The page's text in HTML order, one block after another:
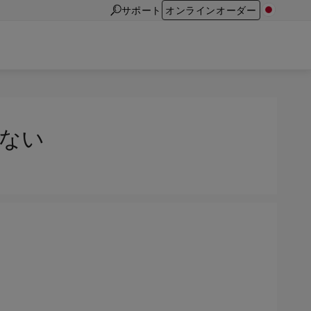
サポート オンラインオーダー
い